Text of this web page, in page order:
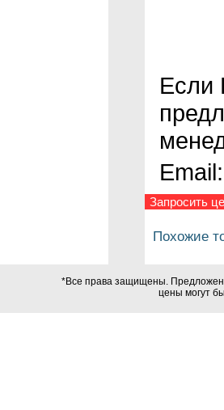
Если
Запросить
Похожие
*Все права защищены.
цены могут